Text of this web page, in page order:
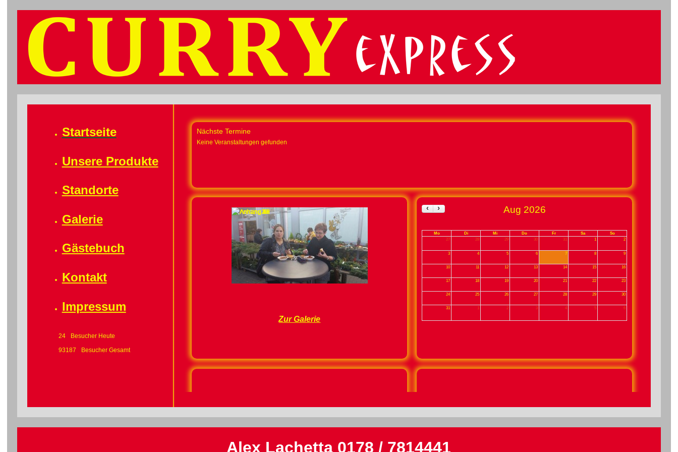
Nächste Termine
Keine Veranstaltungen gefunden
Zur Galerie
‹ › Aug 2026
Mo Di Mi Do Fr Sa
So
27
28 29 30 31 1 2
3 4 5 6 7 8 9
10 11 12 13 14 15 16
17 18 19 20 21 22 23
24 25 26 27 28 29 30
31 1 2 3 4 5 6
Zeitpunkt eine flexible und
Startseite
Unsere Produkte
Standorte
Galerie
Gästebuch
Kontakt
Impressum
Besucher Heute
24
Besucher Gesamt
93187
Alex Lachetta 0178 / 7814441